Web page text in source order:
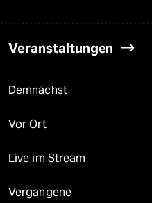
Veranstaltungen
Demnächst
Vor Ort
Live im Stream
Vergangene